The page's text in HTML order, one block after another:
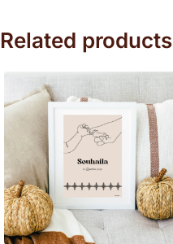
Related products